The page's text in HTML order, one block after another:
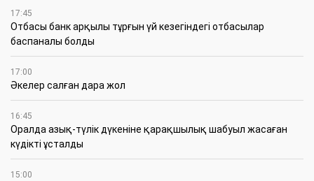
17:45
Отбасы банк арқылы тұрғын үй кезегіндегі отбасылар
баспаналы болды
17:00
Әкелер салған дара жол
16:45
Оралда азық-түлік дүкеніне қарақшылық шабуыл жасаған
күдікті ұсталды
15:00